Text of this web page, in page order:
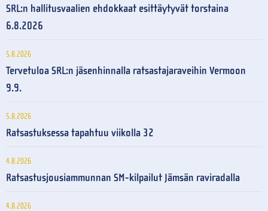
SRL:n hallitusvaalien ehdokkaat esittäytyvät torstaina
6.8.2026
5.8.2026
Tervetuloa SRL:n jäsenhinnalla ratsastajaraveihin Vermoon
9.9.
5.8.2026
Ratsastuksessa tapahtuu viikolla 32
4.8.2026
Ratsastusjousiammunnan SM-kilpailut Jämsän raviradalla
4.8.2026